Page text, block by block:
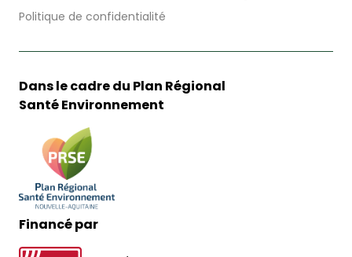
Politique de confidentialité
Dans le cadre du Plan Régional
Santé Environnement
Financé par